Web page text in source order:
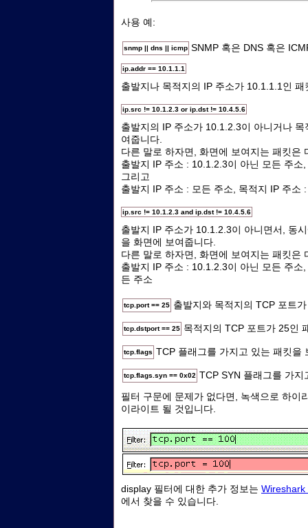
사용 예:
snmp || dns || icmp SNMP 혹은 DNS 혹은
ip.addr == 10.1.1.1
출발지나 목적지의 IP 주소가 10.1.1.1인 패
ip.src != 10.1.2.3 or ip.dst != 10.4.5.6
출발지의 IP 주소가 10.1.2.3이 아니거나
여줍니다.
다른 말로 하자면, 화면에 보여지는 패킷은
출발지 IP 주소 : 10.1.2.3이 아닌 모든 주
그리고
출발지 IP 주소 : 모든 주소, 목적지 IP 주소
ip.src != 10.1.2.3 and ip.dst != 10.4.5.6
출발지 IP 주소가 10.1.2.3이 아니면서, 동
을 화면에 보여줍니다.
다른 말로 하자면, 화면에 보여지는 패킷은
출발지 IP 주소 : 10.1.2.3이 아닌 모든 주
든 주소
tcp.port == 25 출발지와 목적지의 TCP 포트
tcp.dstport == 25 목적지의 TCP 포트가 25인
tcp.flags TCP 플래그를 가지고 있는 패킷을
tcp.flags.syn == 0x02 TCP SYN 플래그를 가
필터 구문에 문제가 없다면, 녹색으로 하이
이라이트 될 것입니다.
display 필터에 대한 추가 정보는 Wireshark
에서 찾을 수 있습니다.